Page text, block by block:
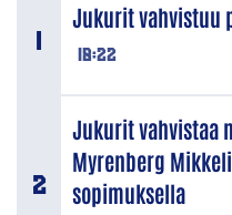
18:22
Jukurit vahvistuu
Jukurit vahvistaa
Myrenberg
sopimuksella